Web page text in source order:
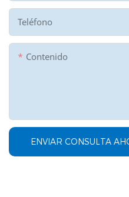
Teléfono
Contenido
ENVIAR CONSULTA